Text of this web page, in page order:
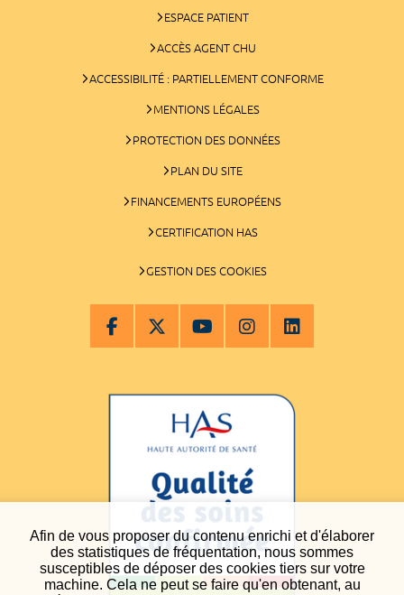
Afin de vous proposer du contenu enrichi et d'élaborer
des statistiques de fréquentation, nous sommes
susceptibles de déposer des cookies tiers sur votre
machine. Cela ne peut se faire qu'en obtenant, au
ESPACE PATIENT
ACCÈS AGENT CHU
ACCESSIBILITÉ : PARTIELLEMENT CONFORME
MENTIONS LÉGALES
PROTECTION DES DONNÉES
PLAN DU SITE
FINANCEMENTS EUROPÉENS
CERTIFICATION HAS
GESTION DES COOKIES